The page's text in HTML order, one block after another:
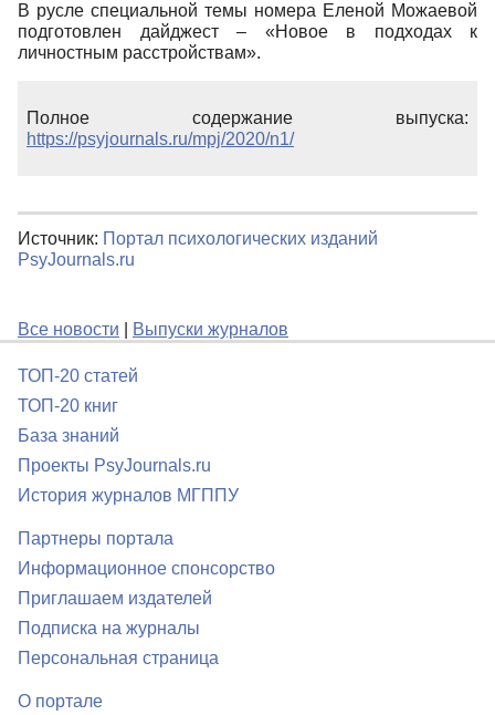
В русле специальной темы номера Еленой Можаевой
подготовлен дайджест – «Новое в подходах к
личностным расстройствам».
Полное содержание выпуска:
https://psyjournals.ru/mpj/2020/n1/
Источник: Портал психологических изданий
PsyJournals.ru
Все новости Выпуски журналов
ТОП-20 статей
ТОП-20 книг
База знаний
Проекты PsyJournals.ru
История журналов МГППУ
Партнеры портала
Информационное спонсорство
Приглашаем издателей
Подписка на журналы
Персональная страница
О портале